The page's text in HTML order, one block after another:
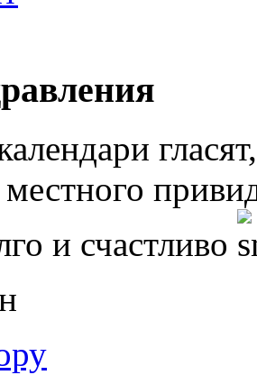
и счастливо